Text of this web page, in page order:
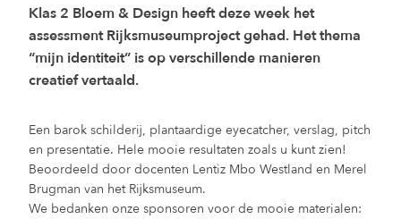
Klas 2 Bloem & Design heeft deze week het
assessment Rijksmuseumproject gehad. Het thema
“mijn identiteit” is op verschillende manieren
creatief vertaald.
Een barok schilderij, plantaardige eyecatcher, verslag, pitch
en presentatie. Hele mooie resultaten zoals u kunt zien!
Beoordeeld door docenten Lentiz Mbo Westland en Merel
Brugman van het Rijksmuseum.
We bedanken onze sponsoren voor de mooie materialen: